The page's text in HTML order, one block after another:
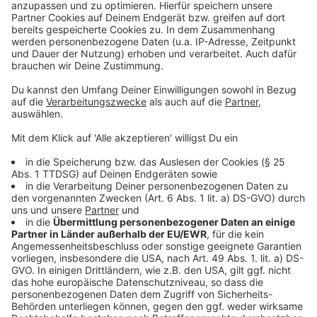
Anzeige
Das Programm am Parking Day in Düsseldorf
Der BUND zum Parking Day Düsseldorf
Das Bündnis Mobilitätswende Düsseldorf
Anzeige
Anzeige